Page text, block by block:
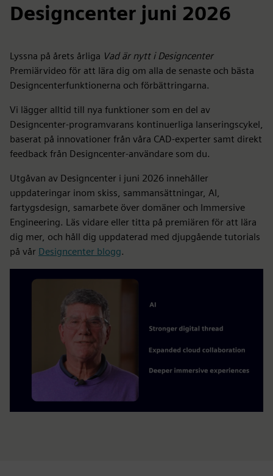
Designcenter juni 2026
Lyssna på årets årliga Vad är nytt i Designcenter
Premiärvideo för att lära dig om alla de senaste och bästa
Designcenterfunktionerna och förbättringarna.
Vi lägger alltid till nya funktioner som en del av
Designcenter-programvarans kontinuerliga lanseringscykel,
baserat på innovationer från våra CAD-experter samt direkt
feedback från Designcenter-användare som du.
Utgåvan av Designcenter i juni 2026 innehåller
uppdateringar inom skiss, sammansättningar, AI,
fartygsdesign, samarbete över domäner och Immersive
Engineering. Läs vidare eller titta på premiären för att lära
dig mer, och håll dig uppdaterad med djupgående tutorials
på vår Designcenter blogg.